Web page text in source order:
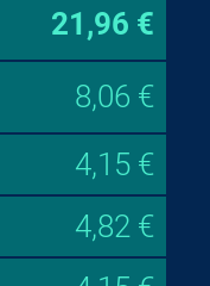
21,96 €
8,06 €
4,15 €
4,82 €